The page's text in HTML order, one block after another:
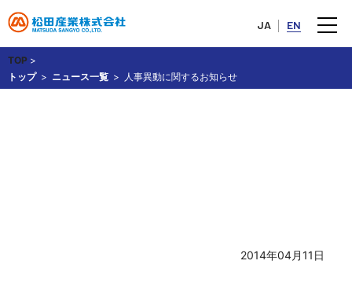
TOP >
トップ
ニュース一覧 人事異動に関するお知らせ
2014年04月11日
JA EN